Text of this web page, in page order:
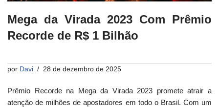
Mega da Virada 2023 Com Prêmio
Recorde de R$ 1 Bilhão
por Davi 28 de dezembro de 2025
Prêmio Recorde na Mega da Virada 2023 promete atrair a
atenção de milhões de apostadores em todo o Brasil. Com um